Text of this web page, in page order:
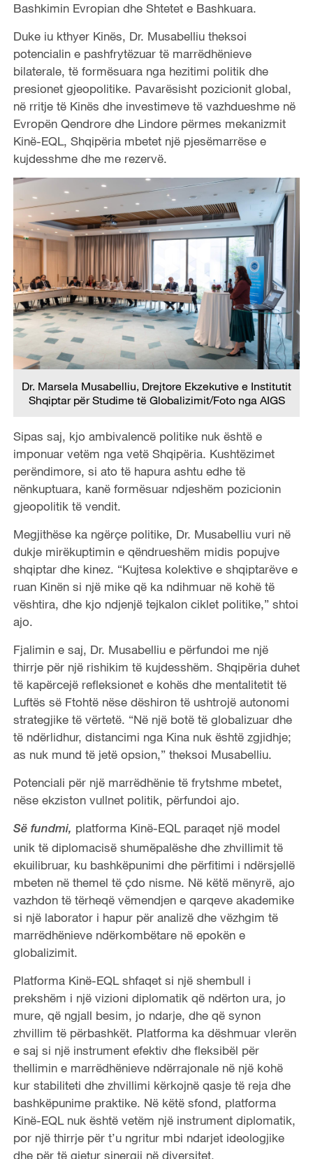
Bashkimin Evropian dhe Shtetet e Bashkuara.
Duke iu kthyer Kinës, Dr. Musabelliu theksoi
potencialin e pashfrytëzuar të marrëdhënieve
bilaterale, të formësuara nga hezitimi politik dhe
presionet gjeopolitike. Pavarësisht pozicionit global,
në rritje të Kinës dhe investimeve të vazhdueshme në
Evropën Qendrore dhe Lindore përmes mekanizmit
Kinë-EQL, Shqipëria mbetet një pjesëmarrëse e
kujdesshme dhe me rezervë.
Dr. Marsela Musabelliu, Drejtore Ekzekutive e Institutit
Shqiptar për Studime të Globalizimit/Foto nga AIGS
Sipas saj, kjo ambivalencë politike nuk është e
imponuar vetëm nga vetë Shqipëria. Kushtëzimet
perëndimore, si ato të hapura ashtu edhe të
nënkuptuara, kanë formësuar ndjeshëm pozicionin
gjeopolitik të vendit.
Megjithëse ka ngërçe politike, Dr. Musabelliu vuri në
dukje mirëkuptimin e qëndrueshëm midis popujve
shqiptar dhe kinez. “Kujtesa kolektive e shqiptarëve e
ruan Kinën si një mike që ka ndihmuar në kohë të
vështira, dhe kjo ndjenjë tejkalon ciklet politike,” shtoi
ajo.
Fjalimin e saj, Dr. Musabelliu e përfundoi me një
thirrje për një rishikim të kujdesshëm. Shqipëria duhet
të kapërcejë refleksionet e kohës dhe mentalitetit të
Luftës së Ftohtë nëse dëshiron të ushtrojë autonomi
strategjike të vërtetë. “Në një botë të globalizuar dhe
të ndërlidhur, distancimi nga Kina nuk është zgjidhje;
as nuk mund të jetë opsion,” theksoi Musabelliu.
Potenciali për një marrëdhënie të frytshme mbetet,
nëse ekziston vullnet politik, përfundoi ajo.
Së fundmi, platforma Kinë-EQL paraqet një model
unik të diplomacisë shumëpalëshe dhe zhvillimit të
ekuilibruar, ku bashkëpunimi dhe përfitimi i ndërsjellë
mbeten në themel të çdo nisme. Në këtë mënyrë, ajo
vazhdon të tërheqë vëmendjen e qarqeve akademike
si një laborator i hapur për analizë dhe vëzhgim të
marrëdhënieve ndërkombëtare në epokën e
globalizimit.
Platforma Kinë-EQL shfaqet si një shembull i
prekshëm i një vizioni diplomatik që ndërton ura, jo
mure, që ngjall besim, jo ndarje, dhe që synon
zhvillim të përbashkët. Platforma ka dëshmuar vlerën
e saj si një instrument efektiv dhe fleksibël për
thellimin e marrëdhënieve ndërrajonale në një kohë
kur stabiliteti dhe zhvillimi kërkojnë qasje të reja dhe
bashkëpunime praktike. Në këtë sfond, platforma
Kinë-EQL nuk është vetëm një instrument diplomatik,
por një thirrje për t’u ngritur mbi ndarjet ideologjike
dhe për të gjetur sinergji në diversitet.